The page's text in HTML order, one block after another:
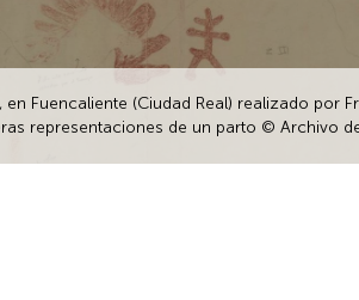
Fuencaliente (Ciudad Real) realizado por
representaciones de un parto © Archivo